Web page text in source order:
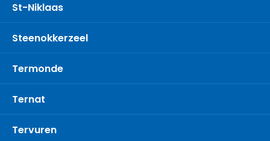
St-Niklaas
Steenokkerzeel
Termonde
Ternat
Tervuren